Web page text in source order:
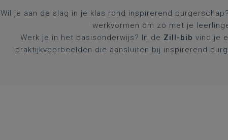
Wil je aan de slag in je klas rond inspirerend
werkvormen om zo met je
Werk je in het basisonderwijs? In de Zill-bib vind je
praktijkvoorbeelden die aansluiten bij inspirerend